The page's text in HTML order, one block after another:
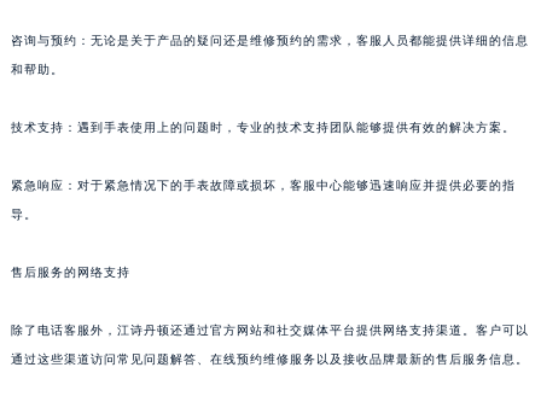
咨询与预约：无论是关于产品的疑问还是维修预约的需求，客服人员都能提供详细的信息
和帮助。
技术支持：遇到手表使用上的问题时，专业的技术支持团队能够提供有效的解决方案。
紧急响应：对于紧急情况下的手表故障或损坏，客服中心能够迅速响应并提供必要的指
导。
售后服务的网络支持
除了电话客服外，江诗丹顿还通过官方网站和社交媒体平台提供网络支持渠道。客户可以
通过这些渠道访问常见问题解答、在线预约维修服务以及接收品牌最新的售后服务信息。